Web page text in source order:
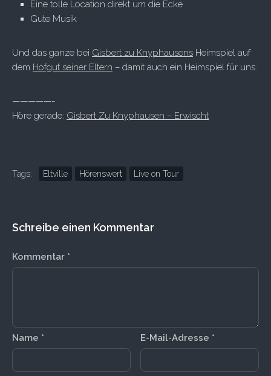
Eine tolle Location direkt um die Ecke
Gute Musik
Und das ganze bei Gisbert zu Knyphausens Heimspiel auf
dem Hofgut seiner Eltern – damit auch ein Heimspiel für uns.
—————-
Höre gerade: Gisbert Zu Knyphausen – Erwischt
Tags: Eltville Hörenswert Live on Tour
Schreibe einen Kommentar
Kommentar *
Name * E-Mail-Adresse *